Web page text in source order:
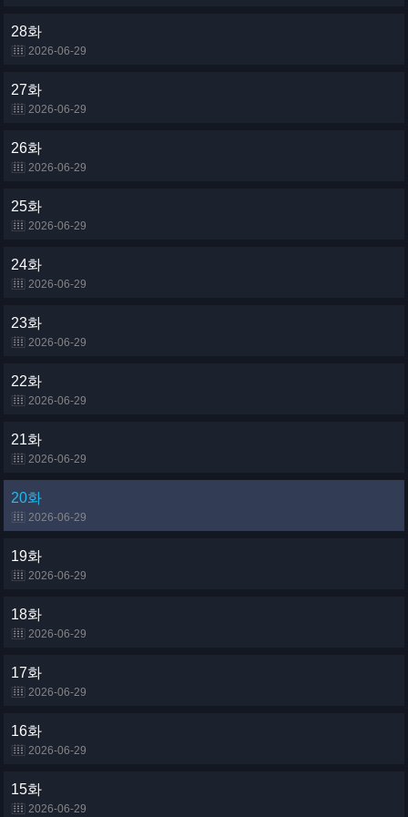
28화
2026-06-29
27화
2026-06-29
26화
2026-06-29
25화
2026-06-29
24화
2026-06-29
23화
2026-06-29
22화
2026-06-29
21화
2026-06-29
20화
2026-06-29
19화
2026-06-29
18화
2026-06-29
17화
2026-06-29
16화
2026-06-29
15화
2026-06-29